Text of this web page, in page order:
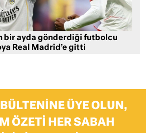
bir ayda gönderdiği futbolcu
Real Madrid’e gitti
ÜYE OLUN,
ÖZETI HER SABAH